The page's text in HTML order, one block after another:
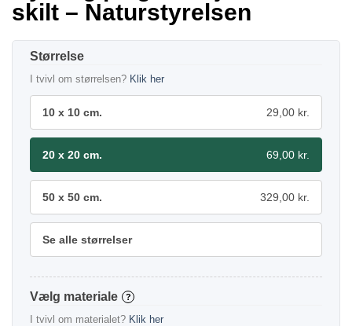
skilt – Naturstyrelsen
Størrelse
I tvivl om størrelsen? Klik her
10 x 10 cm. 29,00 kr.
20 x 20 cm. 69,00 kr.
50 x 50 cm. 329,00 kr.
Se alle størrelser
materiale ?
I tvivl om materialet? Klik her